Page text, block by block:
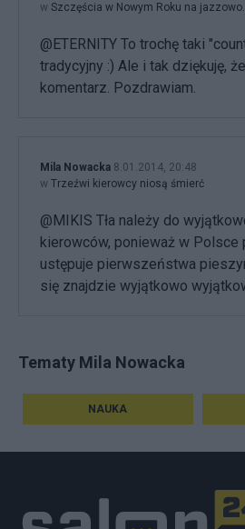
w Szczęścia w Nowym Roku na
@ETERNITY To trochę taki
tradycyjny :) Ale i tak dziękuję,
komentarz. Pozdrawiam.
Mila Nowacka 8.01.2014, 20:48
w Trzeźwi kierowcy niosą śmierć
@MIKIS Tła należy do
kierowców, ponieważ w Polsce
ustępuje pierwszeństwa
się znajdzie wyjątkowo
Tematy Mila Nowacka
NAUKA